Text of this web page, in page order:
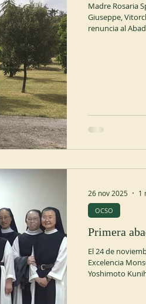
Madre Rosaria
Giuseppe,
renuncia al
Primera
El 24 de
Excelencia
Yoshimoto
OCSO
26 nov 2025 1